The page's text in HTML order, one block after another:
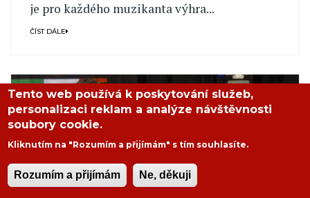
je pro každého muzikanta výhra...
ČÍST DÁLE
Tento web používá k poskytování služeb,
personalizaci reklam a analýze návštěvnosti
soubory cookie.
Kliknutím na "Rozumím a přijímám" s tím souhlasíte.
Rozumím a přijímám Ne, děkuji